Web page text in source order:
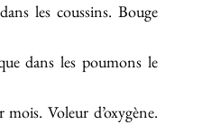
les coussins. Bouge
dans les poumons le
Voleur d’oxygène.